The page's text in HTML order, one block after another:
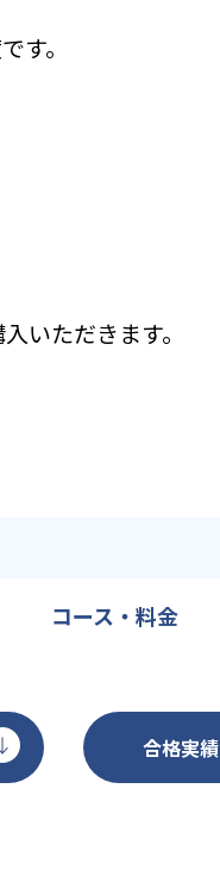
す。
いただきます。
コース・料金
合格実績